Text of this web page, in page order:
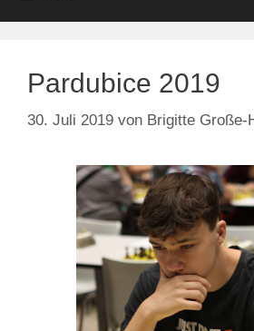
Pardubice 2019
30. Juli 2019 von Brigitte Große-